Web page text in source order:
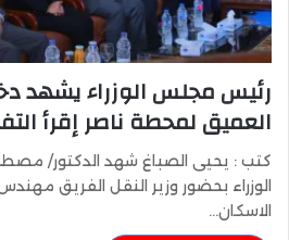
رئيس مجلس الوزراء يشهد
العميق لمحطة ناصر إقرأ
كتب : يحيى الصباغ شهد الدكتور/
الوزراء بحضور وزير النقل الفريق
الاسكان…